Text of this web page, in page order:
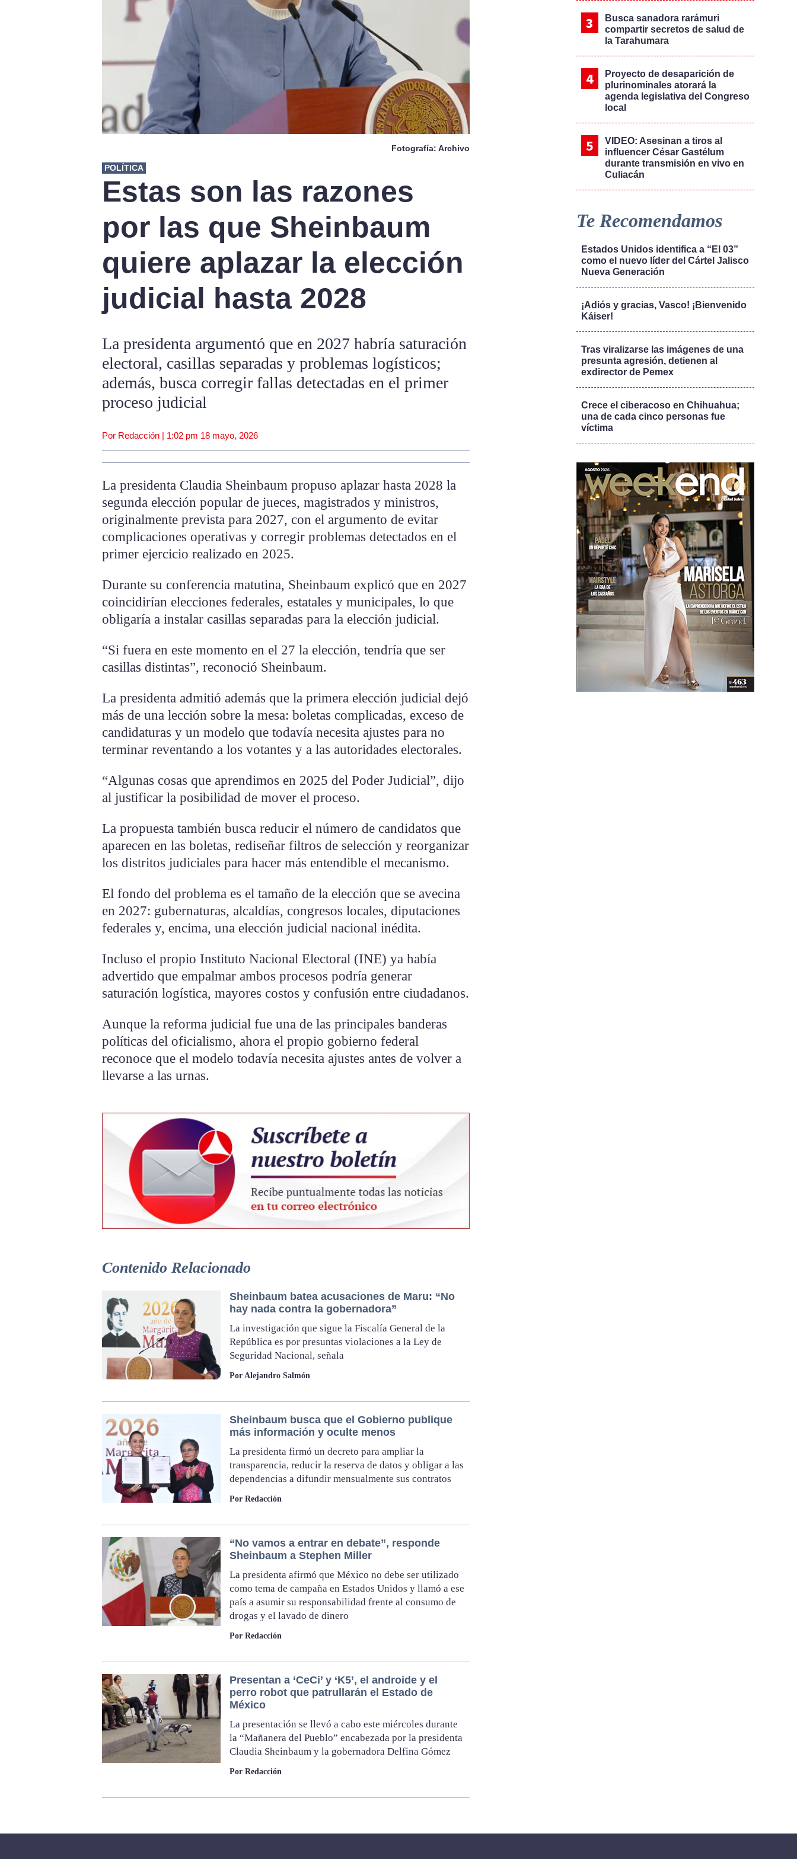
Fotografía: Archivo
POLÍTICA
Estas son las razones
por las que Sheinbaum
quiere aplazar la elección
judicial hasta 2028
La presidenta argumentó que en 2027 habría saturación
electoral, casillas separadas y problemas logísticos;
además, busca corregir fallas detectadas en el primer
proceso judicial
Por Redacción | 1:02 pm 18 mayo, 2026
La presidenta Claudia Sheinbaum propuso aplazar hasta 2028 la
segunda elección popular de jueces, magistrados y ministros,
originalmente prevista para 2027, con el argumento de evitar
complicaciones operativas y corregir problemas detectados en el
primer ejercicio realizado en 2025.
Durante su conferencia matutina, Sheinbaum explicó que en 2027
coincidirían elecciones federales, estatales y municipales, lo que
obligaría a instalar casillas separadas para la elección judicial.
“Si fuera en este momento en el 27 la elección, tendría que ser
casillas distintas”, reconoció Sheinbaum.
La presidenta admitió además que la primera elección judicial dejó
más de una lección sobre la mesa: boletas complicadas, exceso de
candidaturas y un modelo que todavía necesita ajustes para no
terminar reventando a los votantes y a las autoridades electorales.
“Algunas cosas que aprendimos en 2025 del Poder Judicial”, dijo
al justificar la posibilidad de mover el proceso.
La propuesta también busca reducir el número de candidatos que
aparecen en las boletas, rediseñar filtros de selección y reorganizar
los distritos judiciales para hacer más entendible el mecanismo.
El fondo del problema es el tamaño de la elección que se avecina
en 2027: gubernaturas, alcaldías, congresos locales, diputaciones
federales y, encima, una elección judicial nacional inédita.
Incluso el propio Instituto Nacional Electoral (INE) ya había
advertido que empalmar ambos procesos podría generar
saturación logística, mayores costos y confusión entre ciudadanos.
Aunque la reforma judicial fue una de las principales banderas
políticas del oficialismo, ahora el propio gobierno federal
reconoce que el modelo todavía necesita ajustes antes de volver a
llevarse a las urnas.
Contenido Relacionado
Sheinbaum batea acusaciones de Maru: “No
hay nada contra la gobernadora”
La investigación que sigue la Fiscalía General de la
República es por presuntas violaciones a la Ley de
Seguridad Nacional, señala
Por Alejandro Salmón
Sheinbaum busca que el Gobierno publique
más información y oculte menos
La presidenta firmó un decreto para ampliar la
transparencia, reducir la reserva de datos y obligar a las
dependencias a difundir mensualmente sus contratos
Por Redacción
“No vamos a entrar en debate”, responde
Sheinbaum a Stephen Miller
La presidenta afirmó que México no debe ser utilizado
como tema de campaña en Estados Unidos y llamó a ese
país a asumir su responsabilidad frente al consumo de
drogas y el lavado de dinero
Por Redacción
Presentan a ‘CeCi’ y ‘K5’, el androide y el
perro robot que patrullarán el Estado de
México
La presentación se llevó a cabo este miércoles durante
la “Mañanera del Pueblo” encabezada por la presidenta
Claudia Sheinbaum y la gobernadora Delfina Gómez
Por Redacción
Busca sanadora rarámuri
compartir secretos de salud de
la Tarahumara
Proyecto de desaparición de
plurinominales atorará la
agenda legislativa del Congreso
local
VIDEO: Asesinan a tiros al
influencer César Gastélum
durante transmisión en vivo en
Culiacán
Te Recomendamos
Estados Unidos identifica a “El 03”
como el nuevo líder del Cártel Jalisco
Nueva Generación
¡Adiós y gracias, Vasco! ¡Bienvenido
Káiser!
Tras viralizarse las imágenes de una
presunta agresión, detienen al
exdirector de Pemex
Crece el ciberacoso en Chihuahua;
una de cada cinco personas fue
víctima